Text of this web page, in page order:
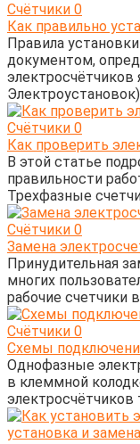
Счётчики 0
Как правильно
Правила
документом,
Счётчики 0
Как проверить
В этой статье
правильности
Трехфазные
Счётчики 0
Замена
Принудительная
многих
рабочие счетчики в
Счётчики 0
Схемы
Однофазные
в клеммной